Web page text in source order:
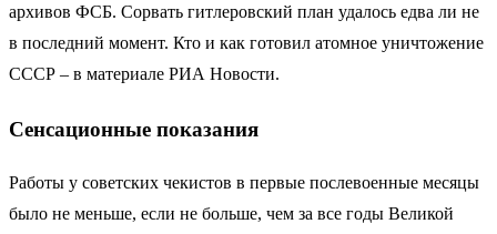
архивов ФСБ. Сорвать гитлеровский план удалось едва ли не
в последний момент. Кто и как готовил атомное уничтожение
СССР – в материале РИА Новости.
Сенсационные показания
Работы у советских чекистов в первые послевоенные месяцы
было не меньше, если не больше, чем за все годы Великой